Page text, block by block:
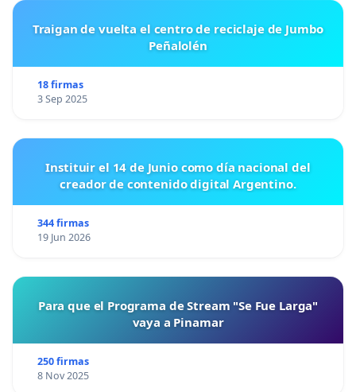
Traigan de vuelta el centro de reciclaje de Jumbo
Peñalolén
18 firmas
3 Sep 2025
Instituir el 14 de Junio como día nacional del
creador de contenido digital Argentino.
344 firmas
19 Jun 2026
Para que el Programa de Stream "Se Fue Larga"
vaya a Pinamar
250 firmas
8 Nov 2025